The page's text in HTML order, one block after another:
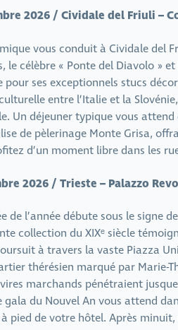
2026 / Cividale del Friuli –
vous conduit à Cividale del
le célèbre « Ponte del Diavolo »
pour ses exceptionnels stucs
entre l’Italie et la
Un déjeuner typique vous
de pèlerinage Monte Grisa,
d’un moment libre dans les
2026 / Trieste – Palazzo
de l’année débute sous le signe
collection du XIXᵉ siècle
à travers la vaste Piazza
thérésien marqué par Marie-
marchands pénétraient
gala du Nouvel An vous attend
pied de votre hôtel. Après